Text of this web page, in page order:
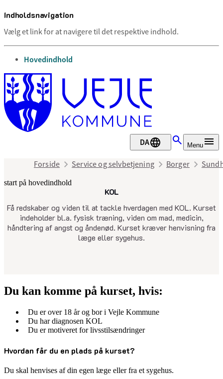
Indholdsnavigation
Vælg et link for at navigere til det respektive indhold.
gå til
Hovedindhold
DA Menu
Forside Service og selvbetjening Borger
start på hovedindhold
KOL
Få redskaber og viden til at tackle hverdagen med KOL. Kurset
indeholder bl.a. fysisk træning, viden om mad, medicin,
håndtering af angst og åndenød. Kurset kræver henvisning fra
læge eller sygehus.
senest opdateret 22. september
Du kan komme på kurset, hvis:
Du er over 18 år og bor i Vejle Kommune
Du har diagnosen KOL
Du er motiveret for livsstilsændringer
Hvordan får du en plads på kurset?
Du skal henvises af din egen læge eller fra et sygehus.